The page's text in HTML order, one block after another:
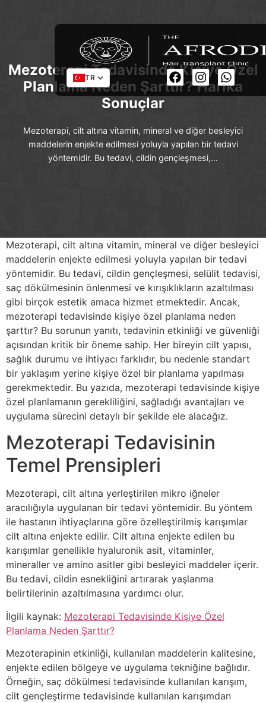
TR
Mezoterapi Tedavisinde Kişiye Özel
Planlama Neden Şarttır? Harika
Sonuçlar
Mezoterapi, cilt altına vitamin, mineral ve diğer besleyici
maddelerin enjekte edilmesi yoluyla yapılan bir tedavi
yöntemidir. Bu tedavi, cildin gençleşmesi,…
Mezoterapi, cilt altına vitamin, mineral ve diğer besleyici
maddelerin enjekte edilmesi yoluyla yapılan bir tedavi
yöntemidir. Bu tedavi, cildin gençleşmesi, selülit tedavisi,
saç dökülmesinin önlenmesi ve kırışıklıkların azaltılması
gibi birçok estetik amaca hizmet etmektedir. Ancak,
mezoterapi tedavisinde kişiye özel planlama neden
şarttır? Bu sorunun yanıtı, tedavinin etkinliği ve güvenliği
açısından kritik bir öneme sahip. Her bireyin cilt yapısı,
sağlık durumu ve ihtiyacı farklıdır, bu nedenle standart
bir yaklaşım yerine kişiye özel bir planlama yapılması
gerekmektedir. Bu yazıda, mezoterapi tedavisinde kişiye
özel planlamanın gerekliliğini, sağladığı avantajları ve
uygulama sürecini detaylı bir şekilde ele alacağız.
Mezoterapi Tedavisinin
Temel Prensipleri
Mezoterapi, cilt altına yerleştirilen mikro iğneler
aracılığıyla uygulanan bir tedavi yöntemidir. Bu yöntem
ile hastanın ihtiyaçlarına göre özelleştirilmiş karışımlar
cilt altına enjekte edilir. Cilt altına enjekte edilen bu
karışımlar genellikle hyaluronik asit, vitaminler,
mineraller ve amino asitler gibi besleyici maddeler içerir.
Bu tedavi, cildin esnekliğini artırarak yaşlanma
belirtilerinin azaltılmasına yardımcı olur.
İlgili kaynak: Mezoterapi Tedavisinde Kişiye Özel
Planlama Neden Şarttır?
Mezoterapinin etkinliği, kullanılan maddelerin kalitesine,
enjekte edilen bölgeye ve uygulama tekniğine bağlıdır.
Örneğin, saç dökülmesi tedavisinde kullanılan karışım,
cilt gençleştirme tedavisinde kullanılan karışımdan